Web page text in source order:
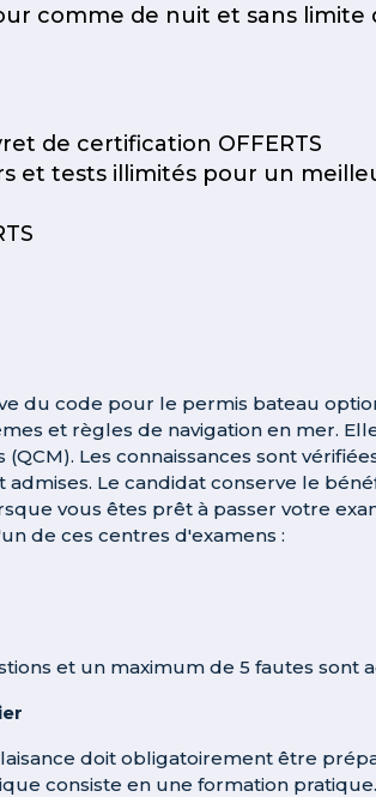
comme de nuit et sans
de certification OFFERTS
et tests illimités pour un
du code pour le permis bateau
et règles de navigation en mer.
Les connaissances sont
Le candidat conserve le
vous êtes prêt à passer votre
de ces centres d'examens :
et un maximum de 5 fautes sont
doit obligatoirement être
consiste en une formation